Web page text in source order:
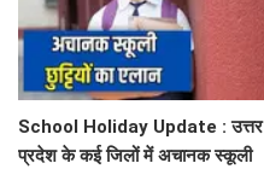
School Holiday Update : उत्तर
प्रदेश के कई जिलों में अचानक स्कूली